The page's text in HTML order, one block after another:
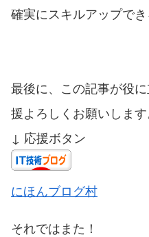
確実にスキルアップでき
最後に、この記事が役
援よろしくお願いします
↓ 応援ボタン
にほんブログ村
それではまた！